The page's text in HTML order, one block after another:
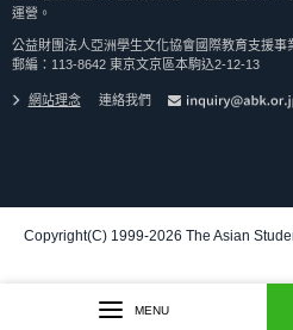
運營。
公益財團法人亞洲學生文化協會國際教育支援事
郵編：113-8642 東京文京區本駒込2-12-13
網站理念 連絡我們
Copyright(C) 1999-2026 The Asian
MENU